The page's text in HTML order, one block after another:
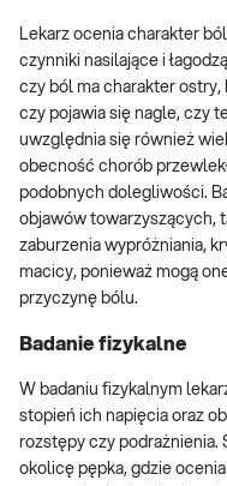
Lekarz ocenia charakter
czynniki nasilające i
czy ból ma charakter ostry,
czy pojawia się nagle, czy
uwzględnia się również
obecność chorób
podobnych dolegliwości.
objawów towarzyszących,
zaburzenia wypróżniania,
macicy, ponieważ mogą
przyczynę bólu.
Badanie fizykalne
W badaniu fizykalnym
stopień ich napięcia oraz
rozstępy czy podrażnienia.
okolicę pępka, gdzie